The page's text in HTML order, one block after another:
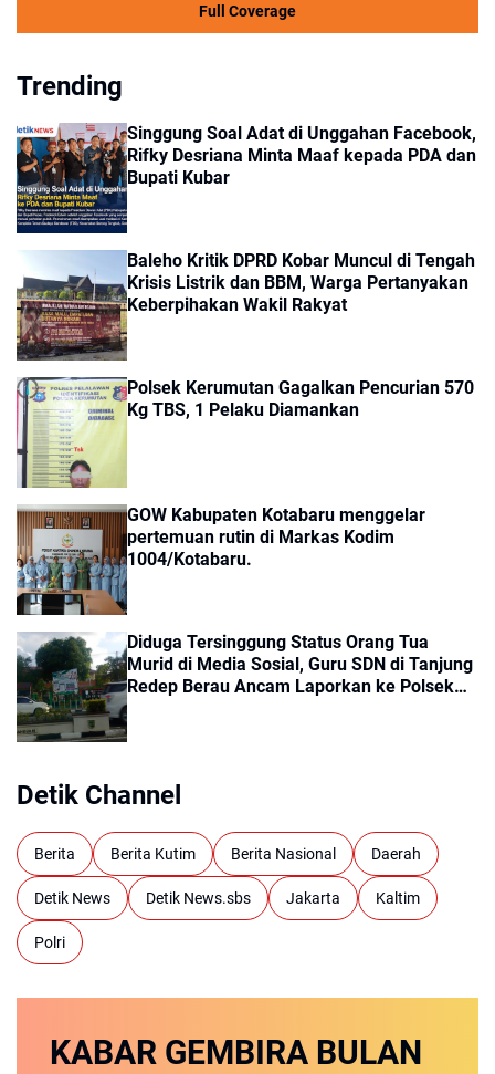
Full Coverage
Trending
Singgung Soal Adat di Unggahan Facebook,
Rifky Desriana Minta Maaf kepada PDA dan
Bupati Kubar
Baleho Kritik DPRD Kobar Muncul di Tengah
Krisis Listrik dan BBM, Warga Pertanyakan
Keberpihakan Wakil Rakyat
Polsek Kerumutan Gagalkan Pencurian 570
Kg TBS, 1 Pelaku Diamankan
GOW Kabupaten Kotabaru menggelar
pertemuan rutin di Markas Kodim
1004/Kotabaru.
Diduga Tersinggung Status Orang Tua
Murid di Media Sosial, Guru SDN di Tanjung
Redep Berau Ancam Laporkan ke Polsek
Detik Channel
Berita Berita Kutim Berita Nasional Daerah
Detik News Detik News.sbs Jakarta Kaltim
Polri
KABAR GEMBIRA BULAN